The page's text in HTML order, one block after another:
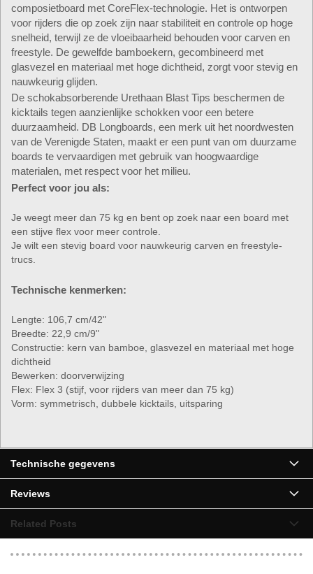
composietboard met CoreFlex-technologie. Het is ontworpen
voor rijders die op zoek zijn naar stabiliteit en controle op hoge
snelheid, terwijl ze de vloeibaarheid behouden voor carven en
freestyle. De gewelfde bamboekern, gecombineerd met
glasvezel en materiaal met hoge dichtheid, zorgt voor stevig en
nauwkeurig glijden.
De schokabsorberende Urethaan Blast Tips beschermen de
kicktails tegen aanzienlijke schokken voor een betere
duurzaamheid. DB Longboards, een merk uit het noordwesten
van de Verenigde Staten, maakt er een punt van om duurzame
boards te vervaardigen met gebruik van hoogwaardige
materialen, met respect voor het milieu.
Perfect voor jou als:
Je weegt meer dan 75 kg en bent op zoek naar een board met
een stijve flex voor meer controle.
Je wilt een stevig board voor nauwkeurig carven en freestyle-
trucs.
Technische kenmerken:
Lengte: 106,7 cm/42"
Breedte: 22,9 cm/9"
Constructie: kern van bamboe, glasvezel en materiaal met hoge
dichtheid
Bewerken: doorverwijzing
Flex: Flex 3 (stijf, voor rijders van meer dan 75 kg)
Vorm: symmetrisch, dubbele kicktails, uitsparing
Technische gegevens
Reviews
Related Posts